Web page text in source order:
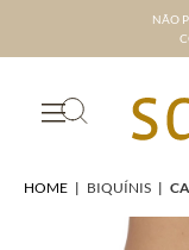
NÃO
HOME | BIQUÍNIS |